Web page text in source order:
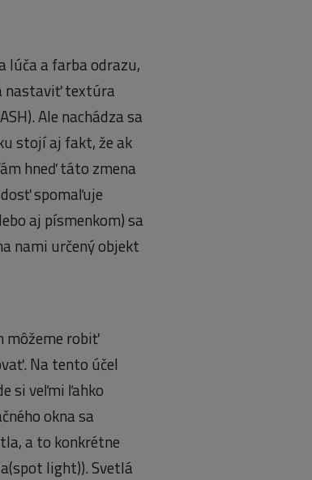
lúča a farba odrazu,
nastaviť textúra
Ale nachádza sa
stojí aj fakt, že ak
hneď táto zmena
spomaľuje
aj písmenkom) sa
nami určený objekt
môžeme robiť
Na tento účel
si veľmi ľahko
okna sa
a to konkrétne
light)). Svetlá